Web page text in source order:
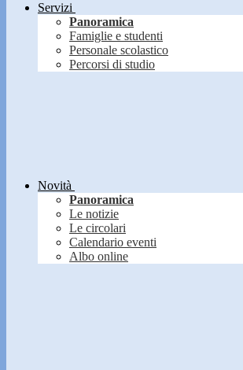
Servizi
Panoramica
Famiglie e studenti
Personale scolastico
Percorsi di studio
Novità
Panoramica
Le notizie
Le circolari
Calendario eventi
Albo online